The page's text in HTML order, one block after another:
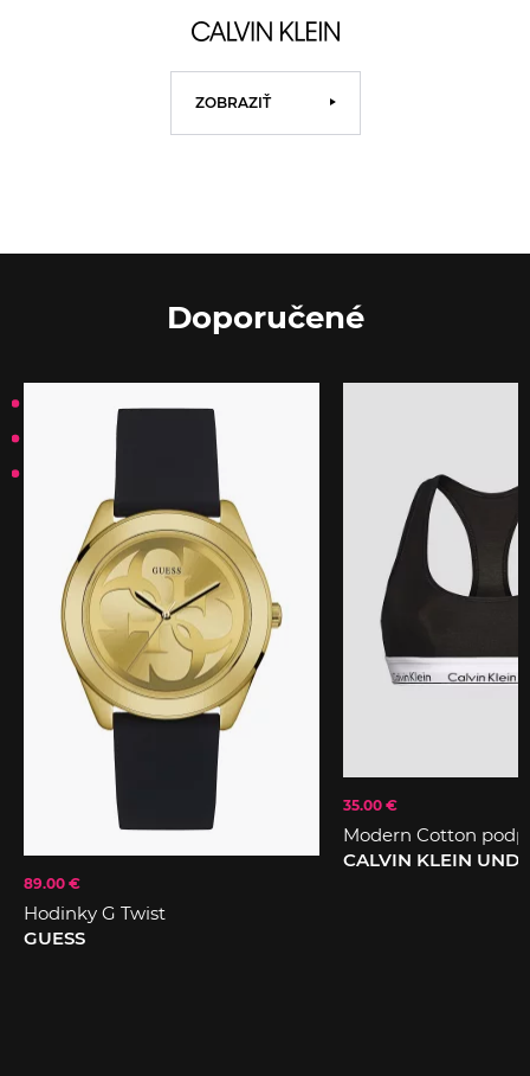
ZOBRAZIŤ
Doporučené
89.00 €
Hodinky G Twist
GUESS
35.00 €
Modern Cotton
CALVIN KLEIN